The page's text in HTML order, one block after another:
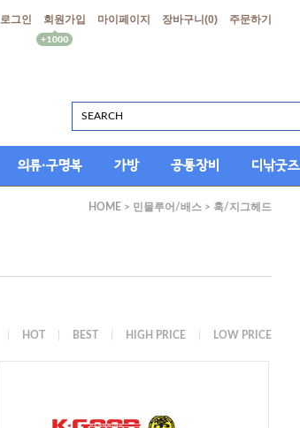
로그인 회원가입 마이페이지 장바구니(0) 주문하기
의류·구명복 가방 공통장비 디낚굿즈
HOME > 민물루어/배스 > 훅/지그헤드
HOT BEST HIGH PRICE LOW PRICE